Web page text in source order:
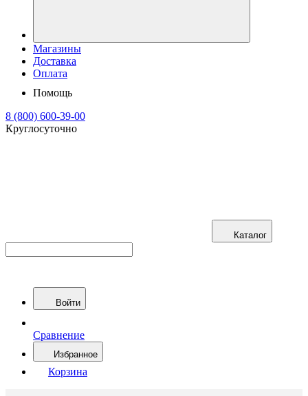
Магазины
Доставка
Оплата
Помощь
8 (800) 600-39-00
Круглосуточно
Каталог
Войти
Сравнение
Избранное
Корзина